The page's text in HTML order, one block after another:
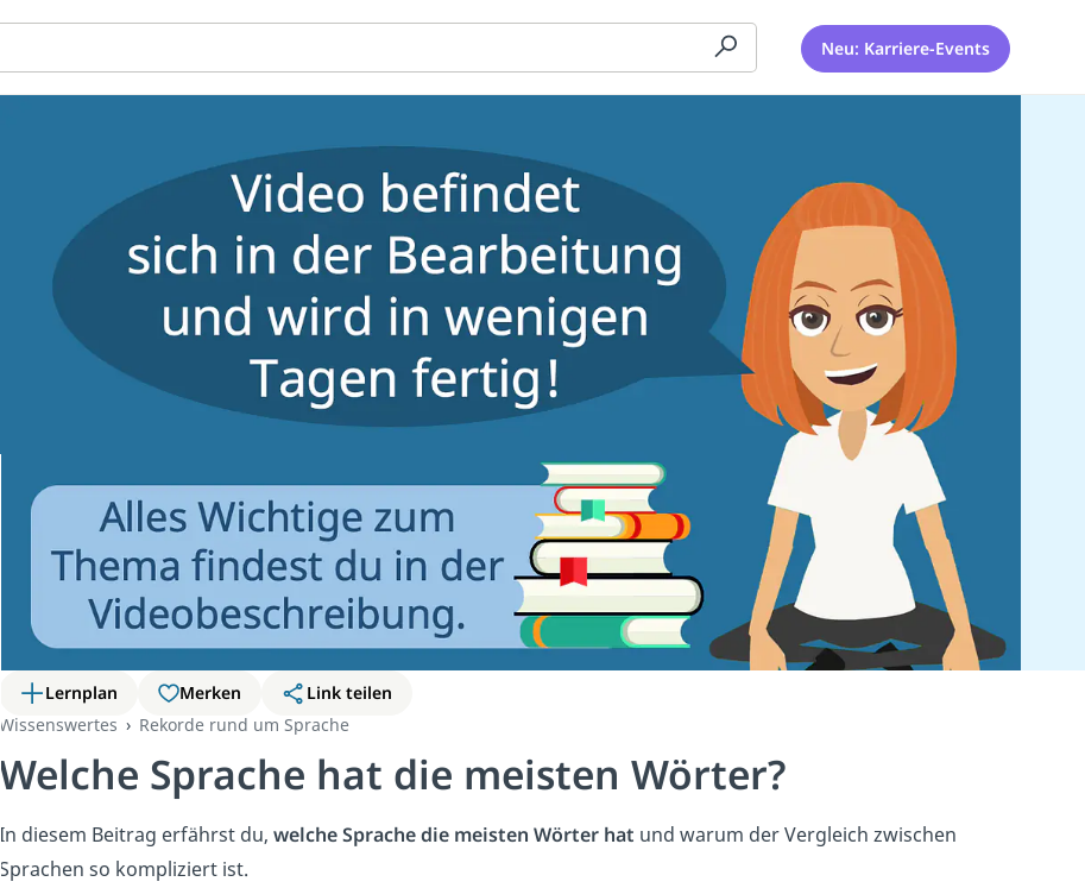
Neu: Karriere-Events
Lernplan Merken
Link teilen
Wissenswertes
Rekorde rund um Sprache
Welche Sprache hat die meisten Wörter?
In diesem Beitrag erfährst du, welche Sprache die meisten Wörter hat und warum der Vergleich zwischen
Sprachen so kompliziert ist.